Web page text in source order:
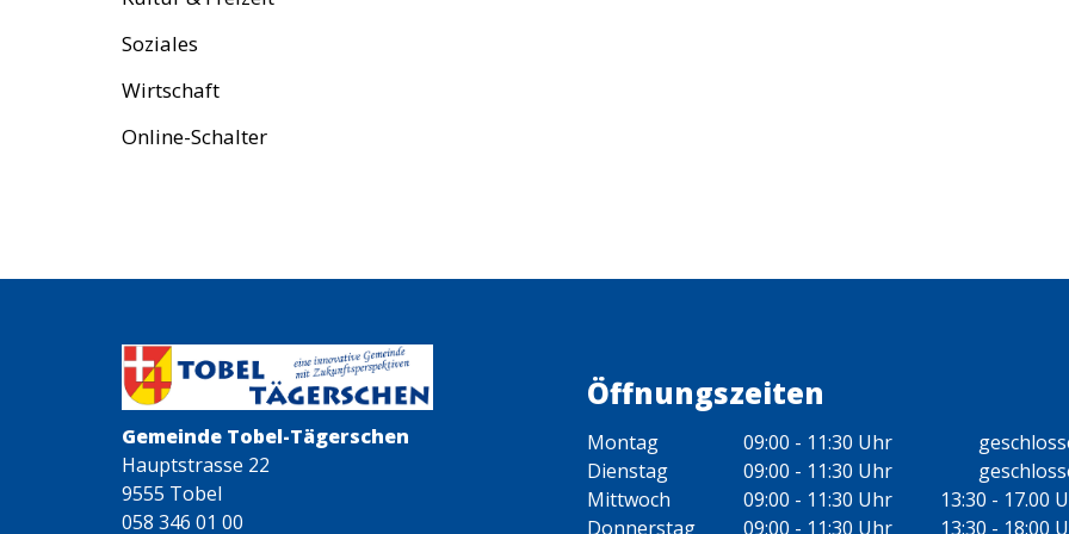
Soziales
Wirtschaft
Online-Schalter
Öffnungszeiten
Gemeinde Tobel-Tägerschen
Hauptstrasse 22
9555 Tobel
058 346 01 00
Montag
Dienstag
Mittwoch
Donnerstag
09:00 - 11:30 Uhr
09:00 - 11:30 Uhr
09:00 - 11:30 Uhr
09:00 - 11:30 Uhr
13:30 - 17.00
13:30 - 18:00